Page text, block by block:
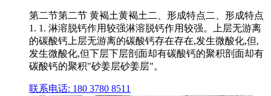
第二节第二节 黄褐土黄褐土二、形成特点二、形成特点
1. 1. 淋溶脱钙作用较强淋溶脱钙作用较强。上层无游离
的碳酸钙上层无游离的碳酸钙存在存在,发生微酸化,但,
发生微酸化,但下层下层剖面却有碳酸钙的聚积剖面却有
碳酸钙的聚积"砂姜层砂姜层"。
联系电话: 180 3780 8511